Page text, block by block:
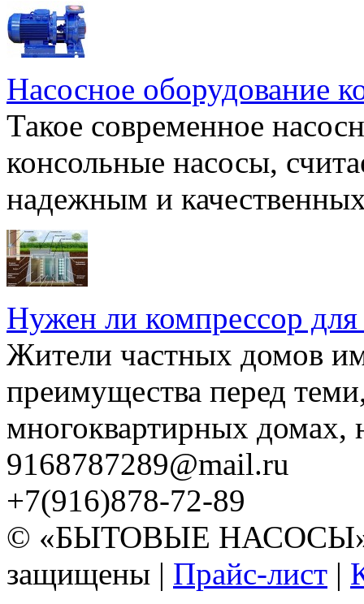
Насосное оборудование
Такое современное
консольные насосы,
надежным и
Нужен ли компрессор для
Жители частных домов
преимущества перед
многоквартирных домах,
9168787289@mail.ru
+7(916)878-72-89
© «БЫТОВЫЕ НАСОСЫ»
защищены | Прайс-лист |